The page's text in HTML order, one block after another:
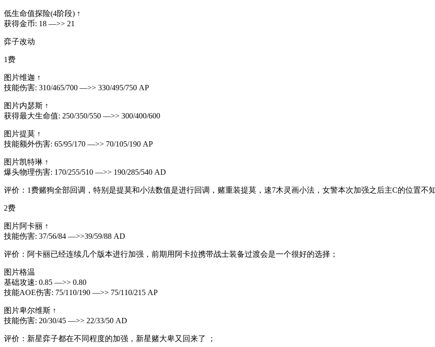
低生命值探险(4阶段) ↑
获得金币: 18 —>> 21
弈子改动
1费
图片维迦 ↑
技能伤害: 310/465/700 —>> 330/495/750 AP
图片内瑟斯 ↑
获得最大生命值: 250/350/550 —>> 300/400/600
图片提莫 ↑
技能额外伤害: 65/95/170 —>> 70/105/190 AP
图片凯特琳 ↑
爆头物理伤害: 170/255/510 —>> 190/285/540 AD
评价：1费赌狗全部回调，特别是提莫和小法数值是进行回调，赌重装提莫，速7木灵画小法，女警本次加强之后主C的位置不
2费
图片阿卡丽 ↑
技能伤害: 37/56/84 —>>39/59/88 AD
评价：阿卡丽已经连续几个版本进行加强，前期用阿卡拉携带战士装备过渡会是一个很好的选择；
图片格温
基础攻速: 0.85 —>> 0.80
技能AOE伤害: 75/110/190 —>> 75/110/215 AP
图片卑尔维斯 ↑
技能伤害: 20/30/45 —>> 22/33/50 AD
评价：新星弈子都在不同程度的加强，新星赌大卑又回来了 ；